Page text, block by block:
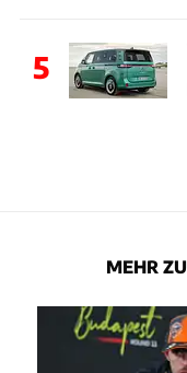
5
MEHR